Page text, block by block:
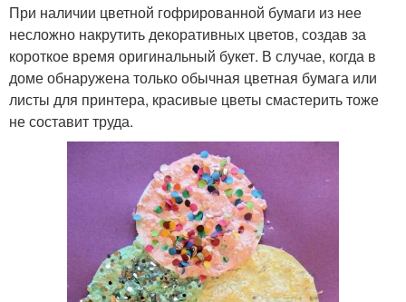
При наличии цветной гофрированной бумаги из нее
несложно накрутить декоративных цветов, создав за
короткое время оригинальный букет. В случае, когда в
доме обнаружена только обычная цветная бумага или
листы для принтера, красивые цветы смастерить тоже
не составит труда.